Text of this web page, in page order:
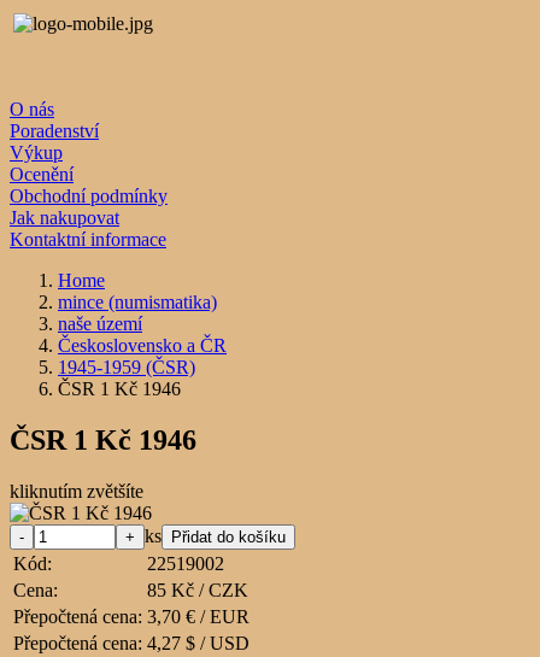
O nás
Poradenství
Výkup
Ocenění
Obchodní podmínky
Jak nakupovat
Kontaktní informace
Home
mince (numismatika)
naše území
Československo a ČR
1945-1959 (ČSR)
ČSR 1 Kč 1946
ČSR 1 Kč 1946
kliknutím zvětšíte
ks
Kód:
22519002
Cena:
85 Kč / CZK
Přepočtená cena: 3,70 € / EUR
Přepočtená cena: 4,27 $ / USD